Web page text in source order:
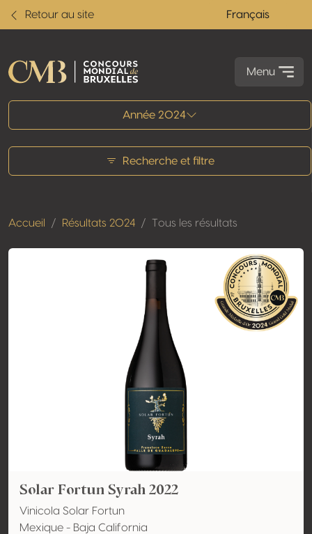
Retour au site Français
Menu
Année 2024
Recherche et filtre
Accueil Résultats 2024 Tous les résultats
Solar Fortun Syrah 2022
Vinicola Solar Fortun
Mexique - Baja California